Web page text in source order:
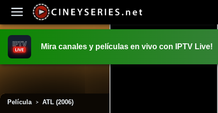
Mira canales y películas en vivo con IPTV Live!
Película > ATL (2006)